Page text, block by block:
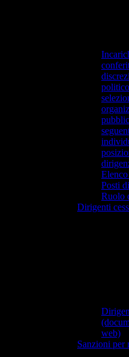
Posti
Ruolo
Dirigenti
web)
Sanzioni per